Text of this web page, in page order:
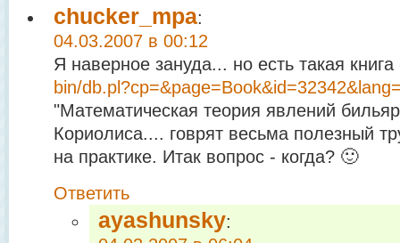
chucker_mpa:
04.03.2007 в 00:12
Я наверное зануда... но есть такая
bin/
"Математическая теория явлений
Кориолиса.... говрят весьма полезный
на практике. Итак вопрос - когда? 🙂
Ответить
ayashunsky: